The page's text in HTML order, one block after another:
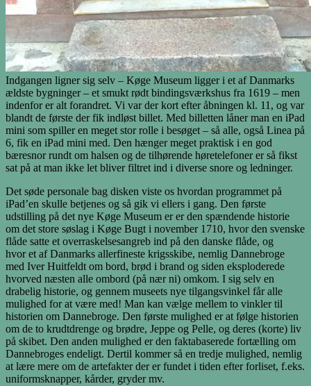
Indgangen ligner sig selv – Køge Museum ligger i et af Danmarks
ældste bygninger – et smukt rødt bindingsværkshus fra 1619 – men
indenfor er alt forandret. Vi var der kort efter åbningen kl. 11, og var
blandt de første der fik indløst billet. Med billetten låner man en iPad
mini som spiller en meget stor rolle i besøget – så alle, også Linea på
6, fik en iPad mini med. Den hænger meget praktisk i en god
bæresnor rundt om halsen og de tilhørende høretelefoner er så fikst
sat på at man ikke let bliver filtret ind i diverse snore og ledninger.
Det søde personale bag disken viste os hvordan programmet på
iPad’en skulle betjenes og så gik vi ellers i gang. Den første
udstilling på det nye Køge Museum er er den spændende historie
om det store søslag i Køge Bugt i november 1710, hvor den svenske
flåde satte et overraskelsesangreb ind på den danske flåde, og
hvor et af Danmarks allerfineste krigsskibe, nemlig Dannebroge
med Iver Huitfeldt om bord, brød i brand og siden eksploderede
hvorved næsten alle ombord (på nær ni) omkom. I sig selv en
drabelig historie, og gennem museets nye tilgangsvinkel får alle
mulighed for at være med! Man kan vælge mellem to vinkler til
historien om Dannebroge. Den første mulighed er at følge historien
om de to krudtdrenge og brødre, Jeppe og Pelle, og deres (korte) liv
på skibet. Den anden mulighed er den faktabaserede fortælling om
Dannebroges endeligt. Dertil kommer så en tredje mulighed, nemlig
at lære mere om de artefakter der er fundet i tiden efter forliset, f.eks.
uniformsknapper, kårder, gryder mv.